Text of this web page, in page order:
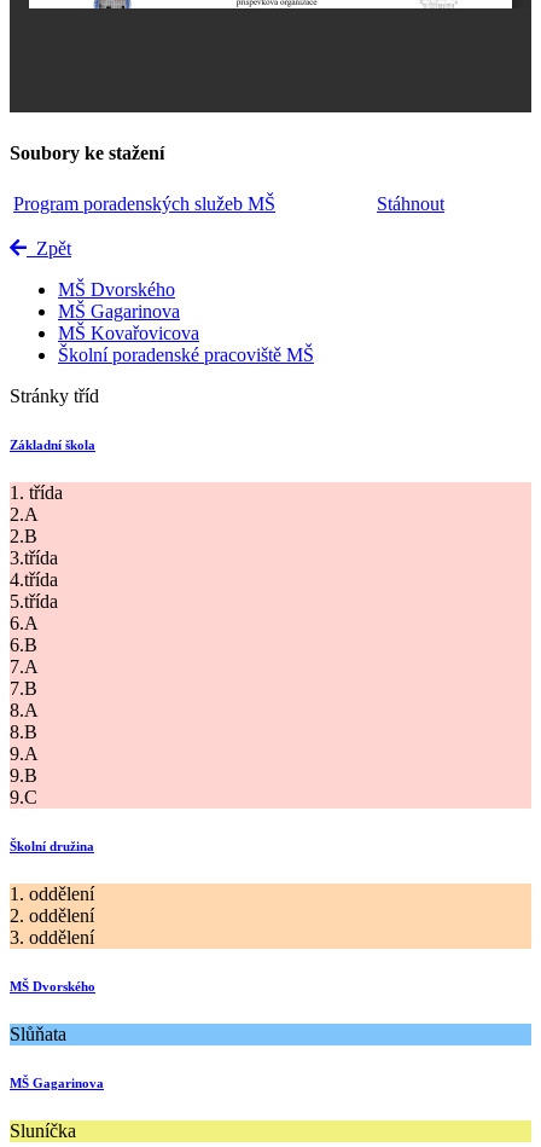
Soubory ke stažení
Program poradenských služeb MŠ Stáhnout
Zpět
MŠ Dvorského
MŠ Gagarinova
MŠ Kovařovicova
Školní poradenské pracoviště MŠ
Stránky tříd
Základní škola
1. třída
2.A
2.B
3.třída
4.třída
5.třída
6.A
6.B
7.A
7.B
8.A
8.B
9.A
9.B
9.C
Školní družina
1. oddělení
2. oddělení
3. oddělení
MŠ Dvorského
Slůňata
MŠ Gagarinova
Sluníčka